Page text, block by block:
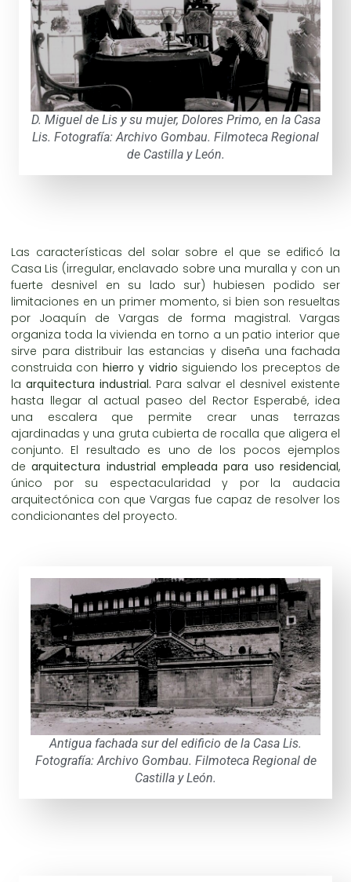
D. Miguel de Lis y su mujer, Dolores Primo, en la Casa
Lis. Fotografía: Archivo Gombau. Filmoteca Regional
de Castilla y León.
Antigua fachada sur del edificio de la Casa Lis.
Fotografía: Archivo Gombau. Filmoteca Regional de
Castilla y León.
Las características del solar sobre el que se edificó la
Casa Lis (irregular, enclavado sobre una muralla y con un
fuerte desnivel en su lado sur) hubiesen podido ser
limitaciones en un primer momento, si bien son resueltas
por Joaquín de Vargas de forma magistral. Vargas
organiza toda la vivienda en torno a un patio interior que
sirve para distribuir las estancias y diseña una fachada
construida con hierro y vidrio siguiendo los preceptos de
la arquitectura industrial. Para salvar el desnivel existente
hasta llegar al actual paseo del Rector Esperabé, idea
una escalera que permite crear unas terrazas
ajardinadas y una gruta cubierta de rocalla que aligera el
conjunto. El resultado es uno de los pocos ejemplos
dearquitectura industrial empleada para uso residencial,
único por su espectacularidad y por la audacia
arquitectónica con que Vargas fue capaz de resolver los
condicionantes del proyecto.